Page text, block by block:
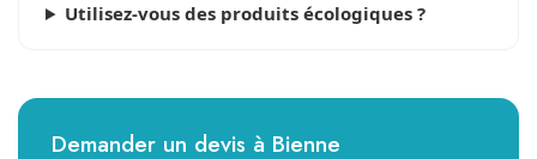
Utilisez-vous des produits écologiques ?
Demander un devis à Bienne